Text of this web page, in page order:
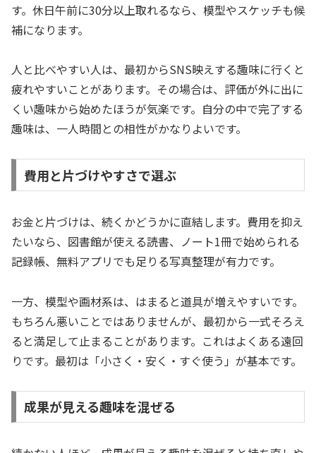
す。休日午前に30分以上取れるなら、模型やスケッチも候
補になります。
人と比べやすい人は、最初からSNS映えする趣味に行くと
疲れやすいことがあります。その場合は、評価が外に出に
くい趣味から始めたほうが気楽です。自分の中で完了する
趣味は、一人時間との相性がかなりよいです。
費用と片づけやすさで選ぶ
お金と片づけは、続くかどうかに直結します。費用を抑え
たいなら、図書館が使える読書、ノート1冊で始められる
記録帳、無料アプリでも足りる写真整理が有力です。
一方、模型や画材系は、はまると道具が増えやすいです。
もちろん悪いことではありませんが、最初から一式そろえ
ると満足して止まることがあります。これはよくある遠回
りです。最初は「小さく・安く・すぐ使う」が基本です。
成果が見える趣味を混ぜる